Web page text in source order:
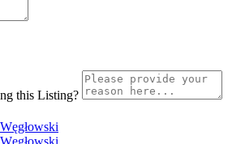
this Listing?